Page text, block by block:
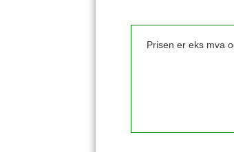
Prisen er eks mva